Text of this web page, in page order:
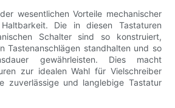
wesentlichen Vorteile mechanischer
Die in diesen Tastaturen
Schalter sind so konstruiert,
Tastenanschlägen standhalten und so
gewährleisten. Dies macht
zur idealen Wahl für Vielschreiber
zuverlässige und langlebige Tastatur